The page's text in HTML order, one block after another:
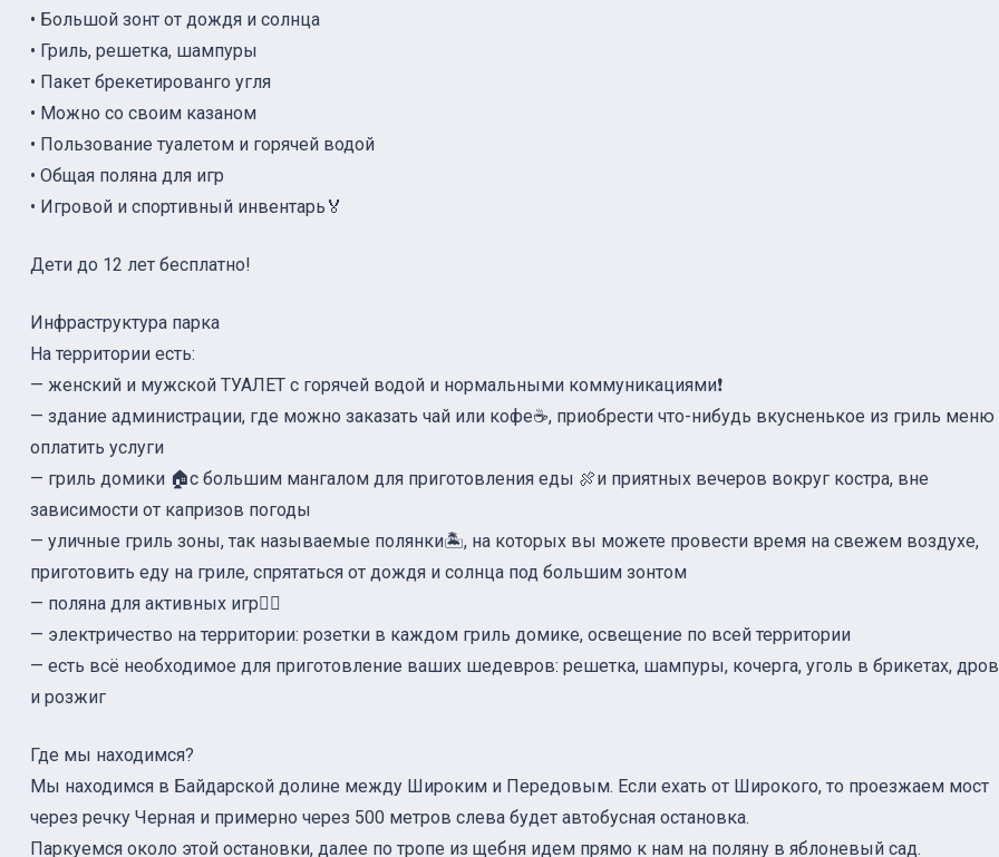
• Большой зонт от дождя и солнца
• Гриль, решетка, шампуры
• Пакет брекетированго угля
• Можно со своим казаном
• Пользование туалетом и горячей водой
• Общая поляна для игр
• Игровой и спортивный инвентарь🏅
Дети до 12 лет бесплатно!
Инфраструктура парка
На территории есть:
— женский и мужской ТУАЛЕТ с горячей водой и нормальными коммуникациями❗️
— здание администрации, где можно заказать чай или кофе☕️, приобрести что-нибудь вкусненькое из гриль меню
оплатить услуги
— гриль домики 🏠с большим мангалом для приготовления еды 🍖и приятных вечеров вокруг костра, вне
зависимости от капризов погоды
— уличные гриль зоны, так называемые полянки🏝, на которых вы можете провести время на свежем воздухе,
приготовить еду на гриле, спрятаться от дождя и солнца под большим зонтом
— поляна для активных игр🤾‍♀️
— электричество на территории: розетки в каждом гриль домике, освещение по всей территории
— есть всё необходимое для приготовление ваших шедевров: решетка, шампуры, кочерга, уголь в брикетах,
и розжиг
Где мы находимся?
Мы находимся в Байдарской долине между Широким и Передовым. Если ехать от Широкого, то проезжаем мост
через речку Черная и примерно через 500 метров слева будет автобусная остановка.
Паркуемся около этой остановки, далее по тропе из щебня идем прямо к нам на поляну в яблоневый сад.